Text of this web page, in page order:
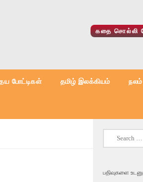
கதை சொல்லி
போட்டிகள் தமிழ் இலக்கியம்
பதிவுகளை